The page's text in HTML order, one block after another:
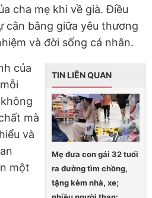
cha mẹ khi về già. Điều
cân bằng giữa yêu thương
và đời sống cá nhân.
TIN LIÊN QUAN
Mẹ đưa con gái 32 tuổi
ra đường tìm chồng,
tặng kèm nhà, xe;
của
mà
và
một